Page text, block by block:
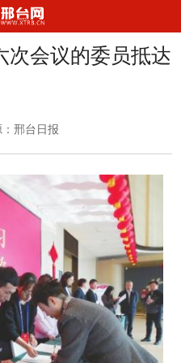
次会议的委员抵达
：邢台日报